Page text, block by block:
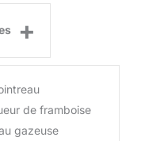
+
de framboise
gazeuse